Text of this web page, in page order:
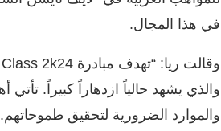
في هذا المجال.
والذي يشهد حالياً ازدهاراً كبيراً. تأتي
والموارد الضرورية لتحقيق